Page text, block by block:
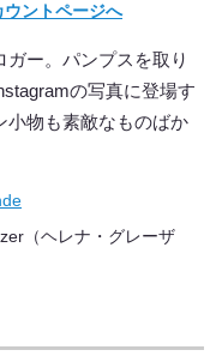
ントページへ
ー。パンプスを取り
の写真に登場す
小物も素敵なものばか
（ヘレナ・グレーザ